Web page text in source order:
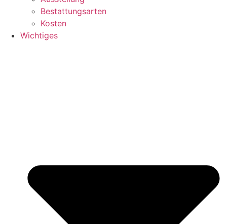
Bestattungsarten
Kosten
Wichtiges